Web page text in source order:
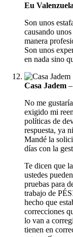
Eu Valenzuela
Son unos
causando
manera
Son unos
en nada sino
Casa Jadem –
No me
exigido mi
políticas de
respuesta, ya
Mandé la
días con la
Te dicen que
ustedes
pruebas para
trabajo de
hecho que
correcciones
lo van a
tienen en